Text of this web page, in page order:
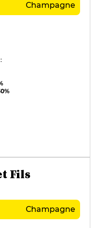
Champagne
Fils
Champagne